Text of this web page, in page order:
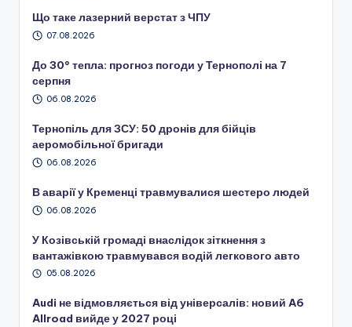
Що таке лазерний верстат з ЧПУ
07.08.2026
До 30° тепла: прогноз погоди у Тернополі на 7
серпня
06.08.2026
Тернопіль для ЗСУ: 50 дронів для бійців
аеромобільної бригади
06.08.2026
В аварії у Кременці травмувалися шестеро людей
06.08.2026
У Козівській громаді внаслідок зіткнення з
вантажівкою травмувався водій легкового авто
05.08.2026
Audi не відмовляється від універсалів: новий A6
Allroad вийде у 2027 році